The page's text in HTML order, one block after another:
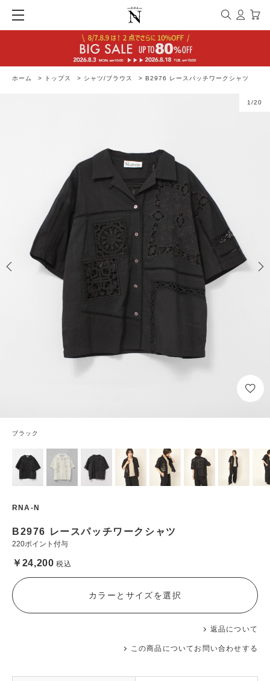
ホーム > トップス > シャツ/ブラウス > B2976 レースパッチワークシャツ
1 /20
ブラック
RNA-N
B2976 レースパッチワークシャツ
220ポイント付与
￥24,200 税込
返品について
この商品についてお問い合わせする
カラーとサイズを選択